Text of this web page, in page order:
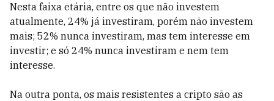
Nesta faixa etária, entre os que não investem
atualmente, 24% já investiram, porém não investem
mais; 52% nunca investiram, mas tem interesse em
investir; e só 24% nunca investiram e nem tem
interesse.
Na outra ponta, os mais resistentes a cripto são as